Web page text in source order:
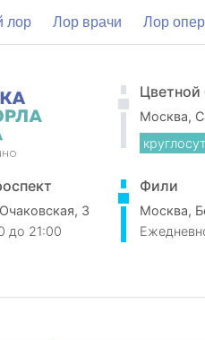
лор Лор врачи Лор
Цветной
Москва,
3
до 21:00
Фили
Москва,